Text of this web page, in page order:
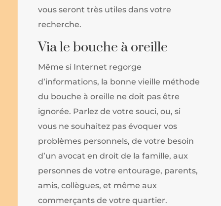
vous seront très utiles dans votre
recherche.
Via le bouche à oreille
Même si Internet regorge
d’informations, la bonne vieille méthode
du bouche à oreille ne doit pas être
ignorée. Parlez de votre souci, ou, si
vous ne souhaitez pas évoquer vos
problèmes personnels, de votre besoin
d’un avocat en droit de la famille, aux
personnes de votre entourage, parents,
amis, collègues, et même aux
commerçants de votre quartier.